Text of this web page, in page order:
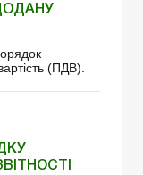
(ПДВ).